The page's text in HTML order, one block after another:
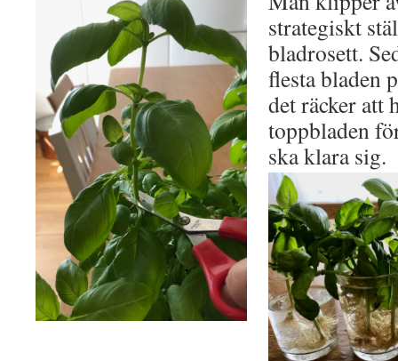
strategiskt
bladrosett.
flesta bladen
det räcker att
toppbladen
ska klara sig.